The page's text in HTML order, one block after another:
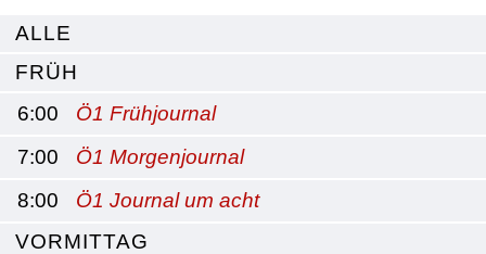
ALLE
FRÜH
6:00
Ö1 Frühjournal
7:00
Ö1 Morgenjournal
8:00
Ö1 Journal um acht
VORMITTAG